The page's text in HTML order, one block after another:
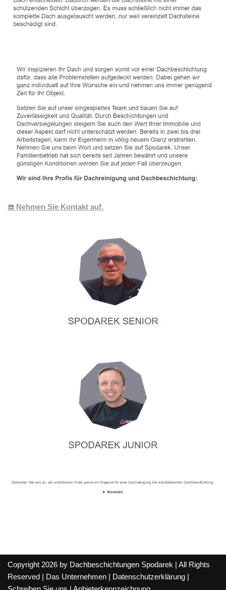
☎️ Nehmen Sie Kontakt auf.
Copyright 2026 by Dachbeschichtungen Spodarek | All Rights
Reserved |
Das Unternehmen Datenschutzerklärung